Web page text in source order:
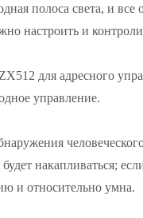
полоса света, и
настроить и
для адресного
управление.
накапливаться;
и относительно умна.